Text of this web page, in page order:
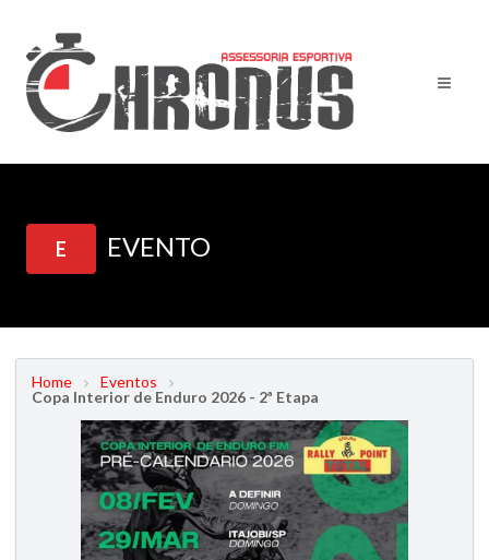
E EVENTO
Home
Eventos
Copa Interior de Enduro 2026 - 2ª Etapa